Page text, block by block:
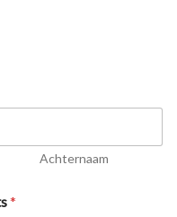
Achternaam
*